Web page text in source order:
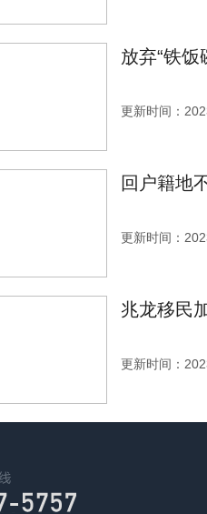
放弃“铁
更新时间：
回户籍地
更新时间：
兆龙移民
更新时间：